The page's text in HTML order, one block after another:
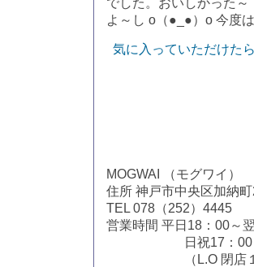
でした。おいしかった～
よ～し o（●_●）o 今度
気に入っていただけた
MOGWAI （モグワイ）
住所 神戸市中央区加納
TEL 078（252）4445
営業時間 平日18：00～
日祝17：00～
（L.O 閉店１時